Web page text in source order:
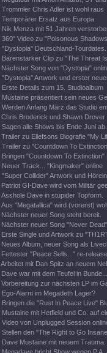
Trommler Chris Adler ist wohl raus
Temporärer Ersatz aus Europa
Nik Menza mit 51 Jahren
360° Video zu "Poisonous
"Dystopia" Deutschland-Tourdates.
Bärenstarker Clip zu "The Threat
Nächster Song von "Dystopia"
"Dystopia" Artwork und erster
Erste Details zum 15. Studioalbum
Mustaine präsentiert sein neues
Werden Anfang März das Studio
Chris Broderick und Shawn
Sagen alle Shows bis Ende Juni ab.
Trailer zu Ellefsons Biografie "My
Trailer zu "Countdown To
Bringen "Countdown To Extinction"
Neuer Track... "Kingmaker" online
"Super Collider" Artwork und
Patriot GI-Dave wird vom Militär
Asshole Dave in stupider Topform.
Aus "Megatallica" wird (vorerst)
Nächster neuer Song steht bereit.
Nächster neuer Song "Never
Erste Single und Artwork zu
Neues Album, neuer Song als
Fettester "Peace Sells..." re-
Arbeitet mit Dan Spitz an neuem
Dave war mit dem Teufel in Bunde...
Vorbereitung zur nächsten LP im
Ego-Alarm im Megadeth Lager?
Bringen die "Rust In Peace Live"
Mustaine mit Hetfield und Co. auf
Video von Unplugged Session
Stellen den "The Right to Go
Dave Mustaine mit neuem Trauma.